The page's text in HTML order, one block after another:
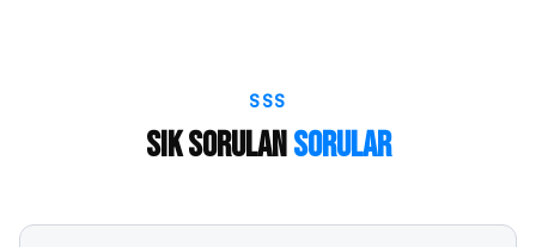
SSS
Sık SorulanSorular